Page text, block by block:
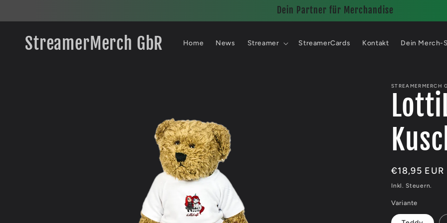
Inhalt
Dein Partner für Merchandise
StreamerMerch GbR Home News Streamer StreamerCards Kontakt Dein Merch-
STREAMERMERCH
Normaler
Preis
€18,95 EUR
Inkl. Steuern.
Variante